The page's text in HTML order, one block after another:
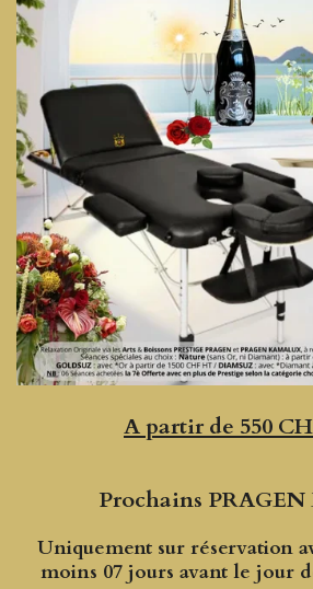
A partir de 550
Prochains
Uniquement sur réservation
moins 07 jours avant le jour